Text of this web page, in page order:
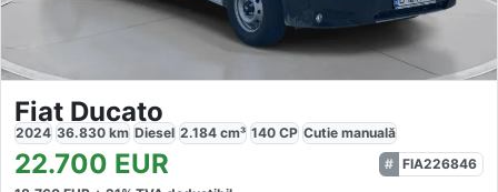
Fiat Ducato
2024 36.830 km Diesel 2.184 cm³ 140 CP Cutie manuală
22.700 EUR
FIA226846